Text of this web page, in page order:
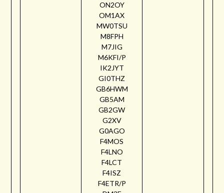
ON2OY
OM1AX
MW0TSU
M8FPH
M7JIG
M6KFI/P
IK2JYT
GI0THZ
GB6HWM
GB5AM
GB2GW
G2XV
G0AGO
F4MOS
F4LNO
F4LCT
F4ISZ
F4ETR/P